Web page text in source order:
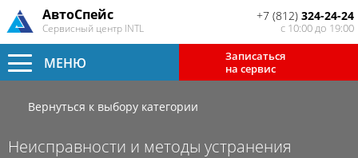
АвтоСпейс
Сервисный центр INTL
+7 (812) 324-24-24
с 10:00 до 19:00
Записаться
на сервис
МЕНЮ
Вернуться к выбору категории
Неисправности и методы устранения